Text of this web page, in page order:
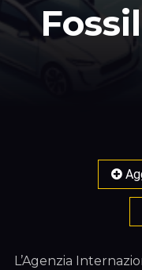
L’Agenzia